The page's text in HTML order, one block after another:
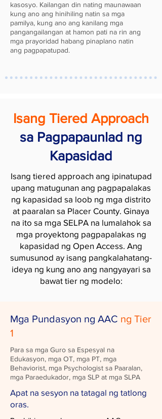
kasosyo. Kailangan din nating maunawaan
kung ano ang hinihiling natin sa mga
pamilya, kung ano ang kanilang mga
pangangailangan at hamon pati na rin ang
mga prayoridad habang pinaplano natin
ang pagpapatupad.
Isang Tiered Approach
sa Pagpapaunlad ng
Kapasidad
Isang tiered approach ang ipinatupad
upang matugunan ang pagpapalakas
ng kapasidad sa loob ng mga distrito
at paaralan sa Placer County. Ginaya
na ito sa mga SELPA na lumalahok sa
mga proyektong pagpapalakas ng
kapasidad ng Open Access. Ang
sumusunod ay isang pangkalahatang-
ideya ng kung ano ang nangyayari sa
bawat tier ng modelo:
Mga Pundasyon ng AAC ng Tier
1
Para sa mga Guro sa Espesyal na
Edukasyon, mga OT, mga PT, mga
Behaviorist, mga Psychologist sa Paaralan,
mga Paraedukador, mga SLP at mga SLPA
Apat na sesyon na tatagal ng tatlong
oras.